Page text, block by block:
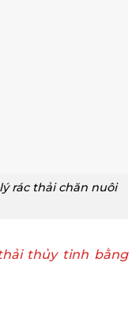
rác thải chăn nuôi
thủy tinh bằng